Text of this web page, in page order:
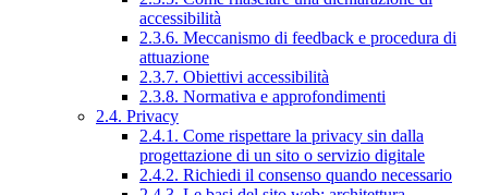
accessibilità
2.3.6. Meccanismo di feedback e procedura di
attuazione
2.3.7. Obiettivi accessibilità
2.3.8. Normativa e approfondimenti
2.4. Privacy
2.4.1. Come rispettare la privacy sin dalla
progettazione di un sito o servizio digitale
2.4.2. Richiedi il consenso quando necessario